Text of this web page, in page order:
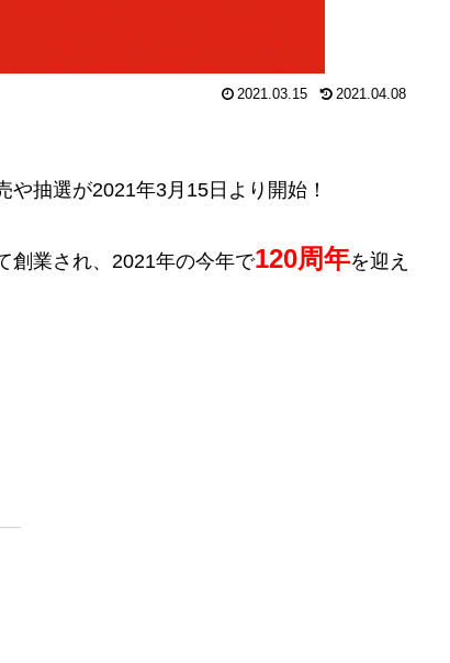
2021.03.15 2021.04.08
抽選が2021年3月15日より開始！
創業され、2021年の今年で120周年を迎え